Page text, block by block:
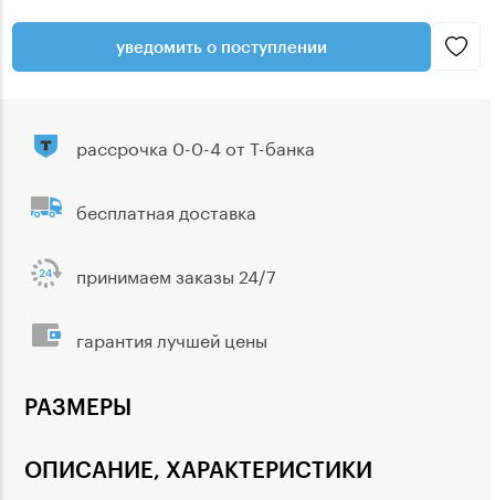
уведомить о поступлении
ОПИСАНИЕ, ХАРАКТЕРИСТИКИ
РАЗМЕРЫ
рассрочка 0-0-4 от Т-банка
бесплатная доставка
принимаем заказы 24/7
гарантия лучшей цены